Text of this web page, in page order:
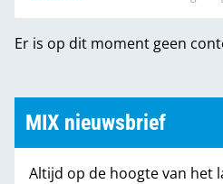
Word abonnee
Er is op dit moment geen
MIX nieuwsbrief
Altijd op de hoogte van het